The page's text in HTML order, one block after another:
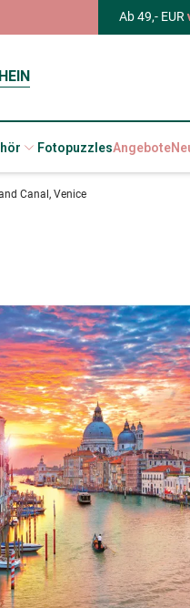
Ab 49,- EUR
FotopuzzlesAngebote
Canal, Venice